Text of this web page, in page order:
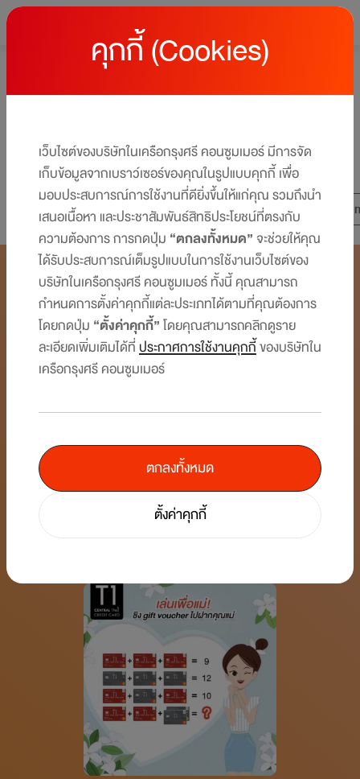
THE WORLD OF X4 พอยต์คูณ 4 ชีวิตก็ใช้ได้คูณ 4
BECAUSE I HAVE CENTRAL THE 1 CREDIT CARD
ALL STORY Quote of the day Hooray! It’s
แคปซีนแล้วเลือกทีม
19/2/2567 15:12:26
คุกกี้ (Cookies)
เว็บไซต์ของบริษัทในเครือกรุงศรี คอนซูมเมอร์ มีการจัด
เก็บข้อมูลจากเบราว์เซอร์ของคุณในรูปแบบคุกกี้ เพื่อ
มอบประสบการณ์การใช้งานที่ดียิ่งขึ้นให้แก่คุณ รวมถึงนำ
เสนอเนื้อหา และประชาสัมพันธ์สิทธิประโยชน์ที่ตรงกับ
ความต้องการ การกดปุ่ม “ตกลงทั้งหมด”จะช่วยให้คุณ
ได้รับประสบการณ์เต็มรูปแบบในการใช้งานเว็บไซต์ของ
บริษัทในเครือกรุงศรี คอนซูมเมอร์ ทั้งนี้ คุณสามารถ
กำหนดการตั้งค่าคุกกี้แต่ละประเภทได้ตามที่คุณต้องการ
โดยกดปุ่ม “ตั้งค่าคุกกี้”โดยคุณสามารถคลิกดูราย
ละเอียดเพิ่มเติมได้ที่ ประกาศการใช้งานคุกกี้ของบริษัทใน
เครือกรุงศรี คอนซูมเมอร์
ตั้งค่าคุกกี้
ตกลงทั้งหมด